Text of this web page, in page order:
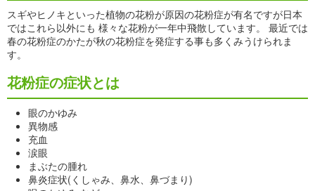
スギやヒノキといった植物の花粉が原因の花粉症が有名ですが日本
ではこれら以外にも 様々な花粉が一年中飛散しています。 最近では
春の花粉症のかたが秋の花粉症を発症する事も多くみうけられま
す。
花粉症の症状とは
眼のかゆみ
異物感
充血
涙眼
まぶたの腫れ
鼻炎症状(くしゃみ、鼻水、鼻づまり)